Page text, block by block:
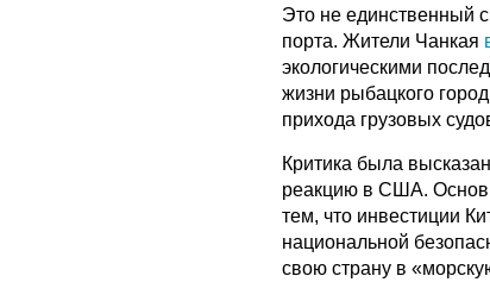
Это не единственный
порта. Жители Чанкая
экологическими
жизни рыбацкого
прихода грузовых
Критика была
реакцию в США.
тем, что инвестиции
национальной
свою страну в